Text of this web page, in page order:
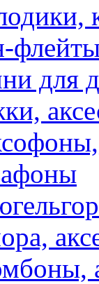
для